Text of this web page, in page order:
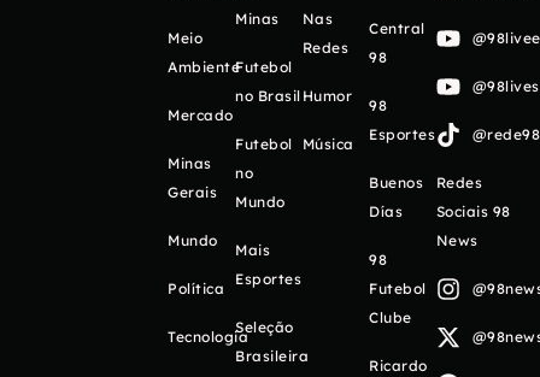
Meio
Ambiente
Mercado
Minas
Gerais
Mundo
Política
Tecnologia
Minas
Futebol
no Brasil
Futebol
no
Mundo
Mais
Esportes
Seleção
Brasileira
Nas
Redes
Humor
Música
Central
98
98
Esportes
Buenos
Días
98
Futebol
Clube
Ricardo
Redes
Sociais 98
News